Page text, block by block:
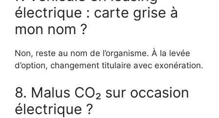
électrique : carte grise à
mon nom ?
Non, reste au nom de l’organisme. À la levée
d’option, changement titulaire avec exonération.
8. Malus CO₂ sur occasion
électrique ?